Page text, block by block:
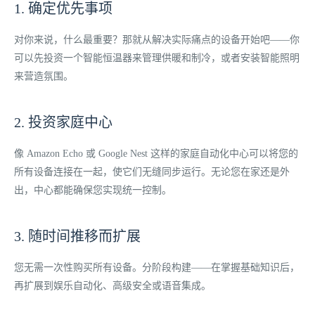
1. 确定优先事项
对你来说，什么最重要？那就从解决实际痛点的设备开始吧——你
可以先投资一个智能恒温器来管理供暖和制冷，或者安装智能照明
来营造氛围。
2. 投资家庭中心
像 Amazon Echo 或 Google Nest 这样的家庭自动化中心可以将您的
所有设备连接在一起，使它们无缝同步运行。无论您在家还是外
出，中心都能确保您实现统一控制。
3. 随时间推移而扩展
您无需一次性购买所有设备。分阶段构建——在掌握基础知识后，
再扩展到娱乐自动化、高级安全或语音集成。